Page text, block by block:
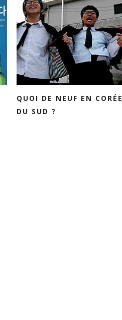
QUOI DE NEUF EN CORÉE
DU SUD ?